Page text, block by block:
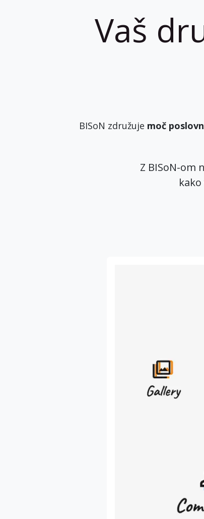
Vaš
BISoN združuje moč
Z BISoN-om